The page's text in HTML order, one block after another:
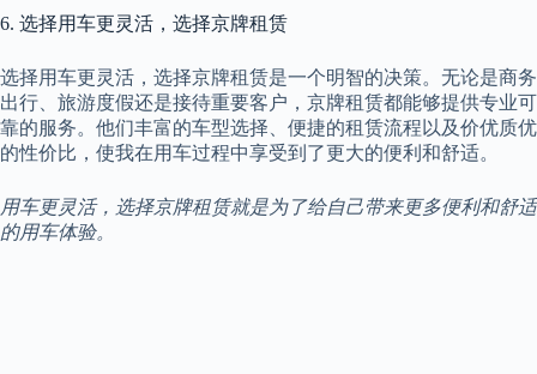
6. 选择用车更灵活，选择京牌租赁
选择用车更灵活，选择京牌租赁是一个明智的决策。无论是商务
出行、旅游度假还是接待重要客户，京牌租赁都能够提供专业可
靠的服务。他们丰富的车型选择、便捷的租赁流程以及价优质优
的性价比，使我在用车过程中享受到了更大的便利和舒适。
用车更灵活，选择京牌租赁就是为了给自己带来更多便利和舒适
的用车体验。